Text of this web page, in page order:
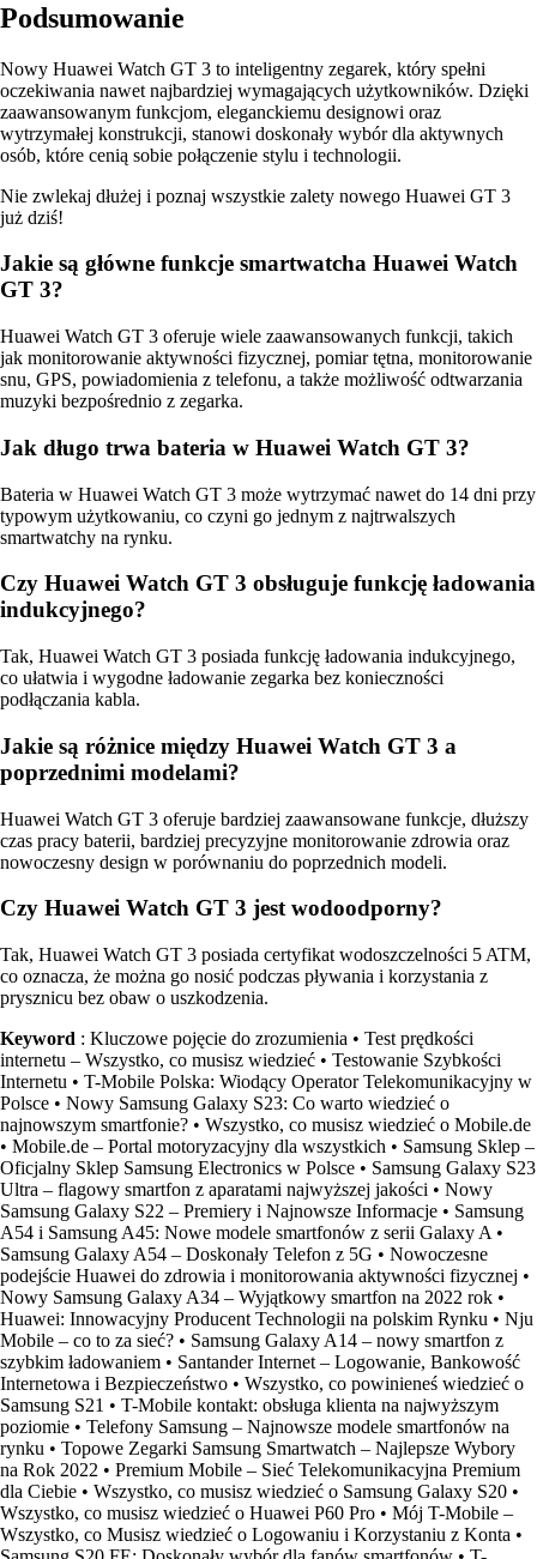
Podsumowanie
Nowy Huawei Watch GT 3 to inteligentny zegarek, który spełni
oczekiwania nawet najbardziej wymagających użytkowników. Dzięki
zaawansowanym funkcjom, eleganckiemu designowi oraz
wytrzymałej konstrukcji, stanowi doskonały wybór dla aktywnych
osób, które cenią sobie połączenie stylu i technologii.
Nie zwlekaj dłużej i poznaj wszystkie zalety nowego Huawei GT 3
już dziś!
Jakie są główne funkcje smartwatcha Huawei Watch
GT 3?
Huawei Watch GT 3 oferuje wiele zaawansowanych funkcji, takich
jak monitorowanie aktywności fizycznej, pomiar tętna, monitorowanie
snu, GPS, powiadomienia z telefonu, a także możliwość odtwarzania
muzyki bezpośrednio z zegarka.
Jak długo trwa bateria w Huawei Watch GT 3?
Bateria w Huawei Watch GT 3 może wytrzymać nawet do 14 dni przy
typowym użytkowaniu, co czyni go jednym z najtrwalszych
smartwatchy na rynku.
Czy Huawei Watch GT 3 obsługuje funkcję ładowania
indukcyjnego?
Tak, Huawei Watch GT 3 posiada funkcję ładowania indukcyjnego,
co ułatwia i wygodne ładowanie zegarka bez konieczności
podłączania kabla.
Jakie są różnice między Huawei Watch GT 3 a
poprzednimi modelami?
Huawei Watch GT 3 oferuje bardziej zaawansowane funkcje, dłuższy
czas pracy baterii, bardziej precyzyjne monitorowanie zdrowia oraz
nowoczesny design w porównaniu do poprzednich modeli.
Czy Huawei Watch GT 3 jest wodoodporny?
Tak, Huawei Watch GT 3 posiada certyfikat wodoszczelności 5 ATM,
co oznacza, że ​​można go nosić podczas pływania i korzystania z
prysznicu bez obaw o uszkodzenia.
Keyword : Kluczowe pojęcie do zrozumienia • Test prędkości
internetu – Wszystko, co musisz wiedzieć • Testowanie Szybkości
Internetu • T-Mobile Polska: Wiodący Operator Telekomunikacyjny w
Polsce • Nowy Samsung Galaxy S23: Co warto wiedzieć o
najnowszym smartfonie? • Wszystko, co musisz wiedzieć o Mobile.de
• Mobile.de – Portal motoryzacyjny dla wszystkich • Samsung Sklep –
Oficjalny Sklep Samsung Electronics w Polsce • Samsung Galaxy S23
Ultra – flagowy smartfon z aparatami najwyższej jakości • Nowy
Samsung Galaxy S22 – Premiery i Najnowsze Informacje • Samsung
A54 i Samsung A45: Nowe modele smartfonów z serii Galaxy A •
Samsung Galaxy A54 – Doskonały Telefon z 5G • Nowoczesne
podejście Huawei do zdrowia i monitorowania aktywności fizycznej •
Nowy Samsung Galaxy A34 – Wyjątkowy smartfon na 2022 rok •
Huawei: Innowacyjny Producent Technologii na polskim Rynku • Nju
Mobile – co to za sieć? • Samsung Galaxy A14 – nowy smartfon z
szybkim ładowaniem • Santander Internet – Logowanie, Bankowość
Internetowa i Bezpieczeństwo • Wszystko, co powinieneś wiedzieć o
Samsung S21 • T-Mobile kontakt: obsługa klienta na najwyższym
poziomie • Telefony Samsung – Najnowsze modele smartfonów na
rynku • Topowe Zegarki Samsung Smartwatch – Najlepsze Wybory
na Rok 2022 • Premium Mobile – Sieć Telekomunikacyjna Premium
dla Ciebie • Wszystko, co musisz wiedzieć o Samsung Galaxy S20 •
Wszystko, co musisz wiedzieć o Huawei P60 Pro • Mój T-Mobile –
Wszystko, co Musisz wiedzieć o Logowaniu i Korzystaniu z Konta •